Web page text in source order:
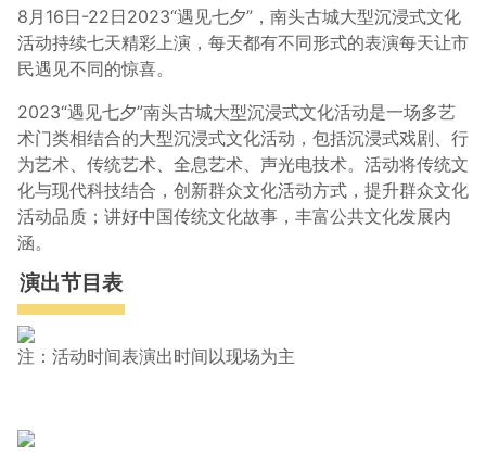
8月16日-22日2023“遇见七夕”，南头古城大型沉浸式文化
活动持续七天精彩上演，每天都有不同形式的表演每天让市
民遇见不同的惊喜。
2023“遇见七夕”南头古城大型沉浸式文化活动是一场多艺
术门类相结合的大型沉浸式文化活动，包括沉浸式戏剧、行
为艺术、传统艺术、全息艺术、声光电技术。活动将传统文
化与现代科技结合，创新群众文化活动方式，提升群众文化
活动品质；讲好中国传统文化故事，丰富公共文化发展内
涵。
演出节目表
注：活动时间表演出时间以现场为主